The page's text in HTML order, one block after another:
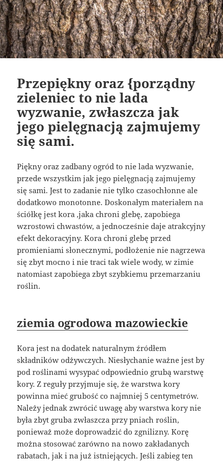
Przepiękny oraz {porządny
zieleniec to nie lada
wyzwanie, zwłaszcza jak
jego pielęgnacją zajmujemy
się sami.
Piękny oraz zadbany ogród to nie lada wyzwanie,
przede wszystkim jak jego pielęgnacją zajmujemy
się sami. Jest to zadanie nie tylko czasochłonne ale
dodatkowo monotonne. Doskonałym materiałem na
ściółkę jest kora ,jaka chroni glebę, zapobiega
wzrostowi chwastów, a jednocześnie daje atrakcyjny
efekt dekoracyjny. Kora chroni glebę przed
promieniami słonecznymi, podłożenie nie nagrzewa
się zbyt mocno i nie traci tak wiele wody, w zimie
natomiast zapobiega zbyt szybkiemu przemarzaniu
roślin.
ziemia ogrodowa mazowieckie
Kora jest na dodatek naturalnym źródłem
składników odżywczych. Niesłychanie ważne jest by
pod roślinami wysypać odpowiednio grubą warstwę
kory. Z reguły przyjmuje się, że warstwa kory
powinna mieć grubość co najmniej 5 centymetrów.
Należy jednak zwrócić uwagę aby warstwa kory nie
była zbyt gruba zwłaszcza przy pniach roślin,
ponieważ może doprowadzić do zgnilizny. Korę
można stosować zarówno na nowo zakładanych
rabatach, jak i na już istniejących. Jeśli zabieg ten